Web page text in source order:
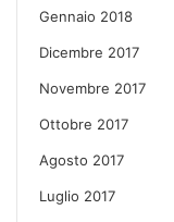
Gennaio 2018
Dicembre 2017
Novembre 2017
Ottobre 2017
Agosto 2017
Luglio 2017